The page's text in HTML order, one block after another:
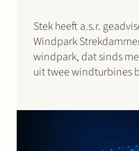
Stek heeft a.s.r.
Windpark
windpark, dat sinds
uit twee windturbines